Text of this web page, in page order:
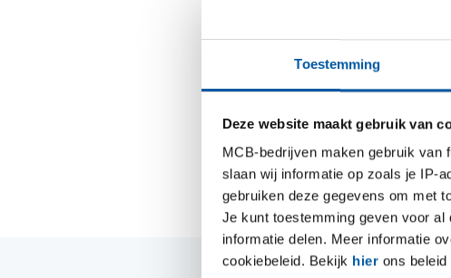
Toestemming
Deze website maakt gebruik van
MCB-bedrijven maken gebruik van
slaan wij informatie op zoals je IP-
gebruiken deze gegevens om met
Je kunt toestemming geven voor
informatie delen. Meer informatie
cookiebeleid. Bekijk hier ons beleid